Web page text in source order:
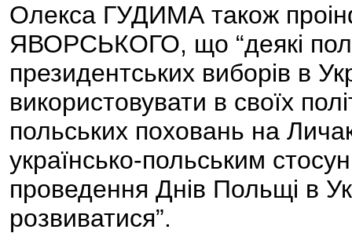
Олекса ГУДИМА також
ЯВОРСЬКОГО, що “деякі
президентських виборів в
використовувати в своїх
польських поховань на
українсько-польським
проведення Днів Польщі в
розвиватися”.